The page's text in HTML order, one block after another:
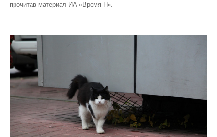
прочитав материал ИА «Время Н».